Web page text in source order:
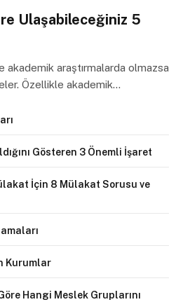
Ulaşabileceğiniz 5
araştırmalarda olmazsa
Özellikle akademik…
Gösteren 3 Önemli İşaret
İçin 8 Mülakat Sorusu ve
Kurumlar
Hangi Meslek Gruplarını